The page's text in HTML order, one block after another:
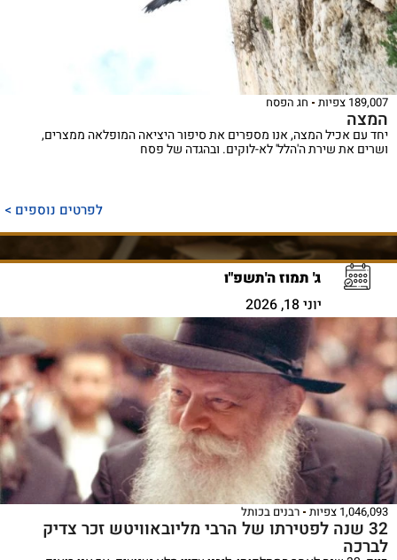
189,007 צפיות חג הפסח
המצה
יחד עם אכיל המצה, אנו מספרים את סיפור היציאה המופלאה ממצרים,
ושרים את שירת ה'הלל' לא-לוקים. ובהגדה של פסח
לפרטים נוספים >
ג' תמוז ה'תשפ"ו
יוני 18, 2026
1,046,093 צפיות רבנים בכותל
32 שנה לפטירתו של הרבי מליובאוויטש זכר צדיק
לברכה